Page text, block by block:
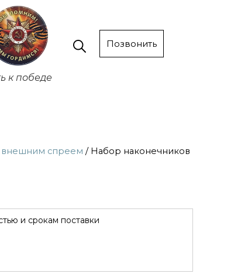
к победе
Позвонить
внешним спреем / Набор наконечников
и срокам поставки